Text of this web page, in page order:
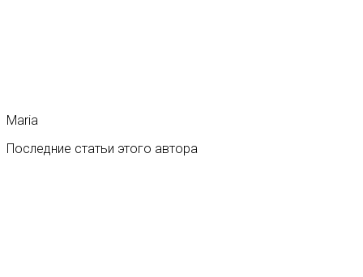
Maria
Последние статьи этого автора